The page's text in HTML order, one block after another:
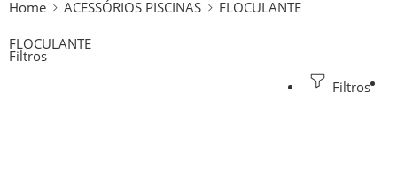
Home ACESSÓRIOS PISCINAS FLOCULANTE
FLOCULANTE
Filtros
Filtros